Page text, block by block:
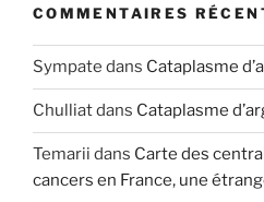
COMMENTAIRES
Sympate dans Cataplasme
Chulliatdans Cataplasme
Temarii dans Carte des
cancers en France, une